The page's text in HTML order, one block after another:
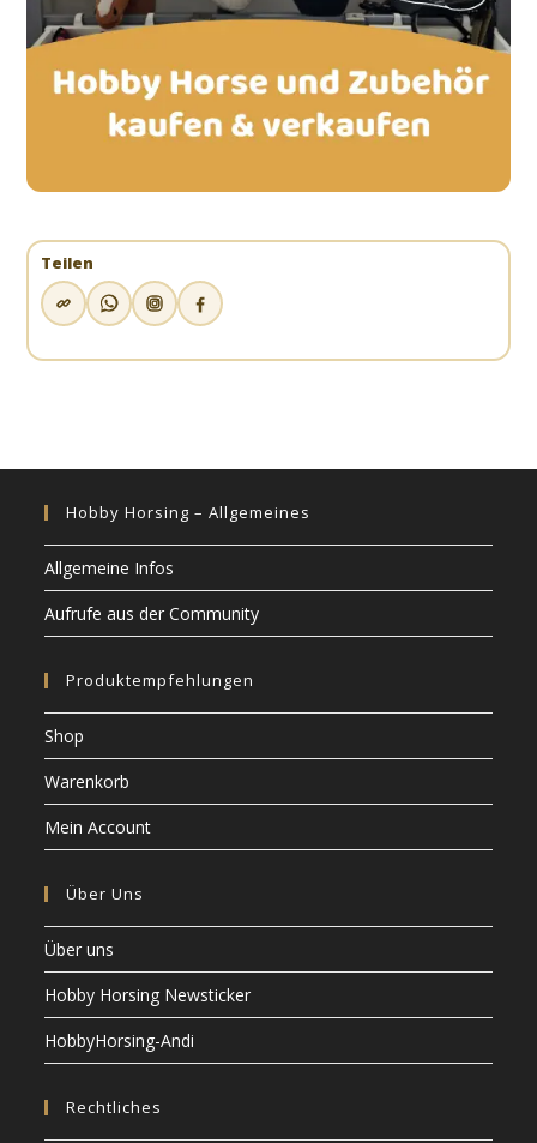
Teilen
Hobby Horsing – Allgemeines
Allgemeine Infos
Aufrufe aus der Community
Produktempfehlungen
Shop
Warenkorb
Mein Account
Über Uns
Über uns
Hobby Horsing Newsticker
HobbyHorsing-Andi
Rechtliches